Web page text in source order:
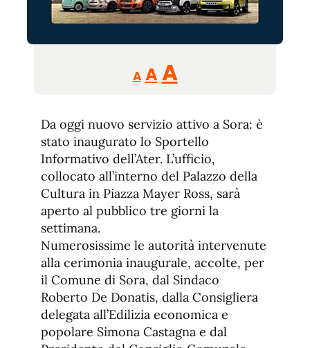
A
Reducir
tamaño
A Restablecer
de
fuente
AAumentar
de
fuente.
Da oggi nuovo servizio attivo a Sora: è
stato inaugurato lo Sportello
Informativo dell’Ater. L’ufficio,
collocato all’interno del Palazzo della
Cultura in Piazza Mayer Ross, sarà
aperto al pubblico tre giorni la
settimana.
Numerosissime le autorità intervenute
alla cerimonia inaugurale, accolte, per
il Comune di Sora, dal Sindaco
Roberto De Donatis, dalla Consigliera
delegata all’Edilizia economica e
popolare Simona Castagna e dal